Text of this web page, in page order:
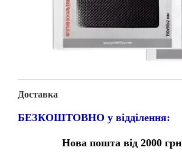
Доставка
БЕЗКОШТОВНО у відділення:
Нова пошта від 2000 грн